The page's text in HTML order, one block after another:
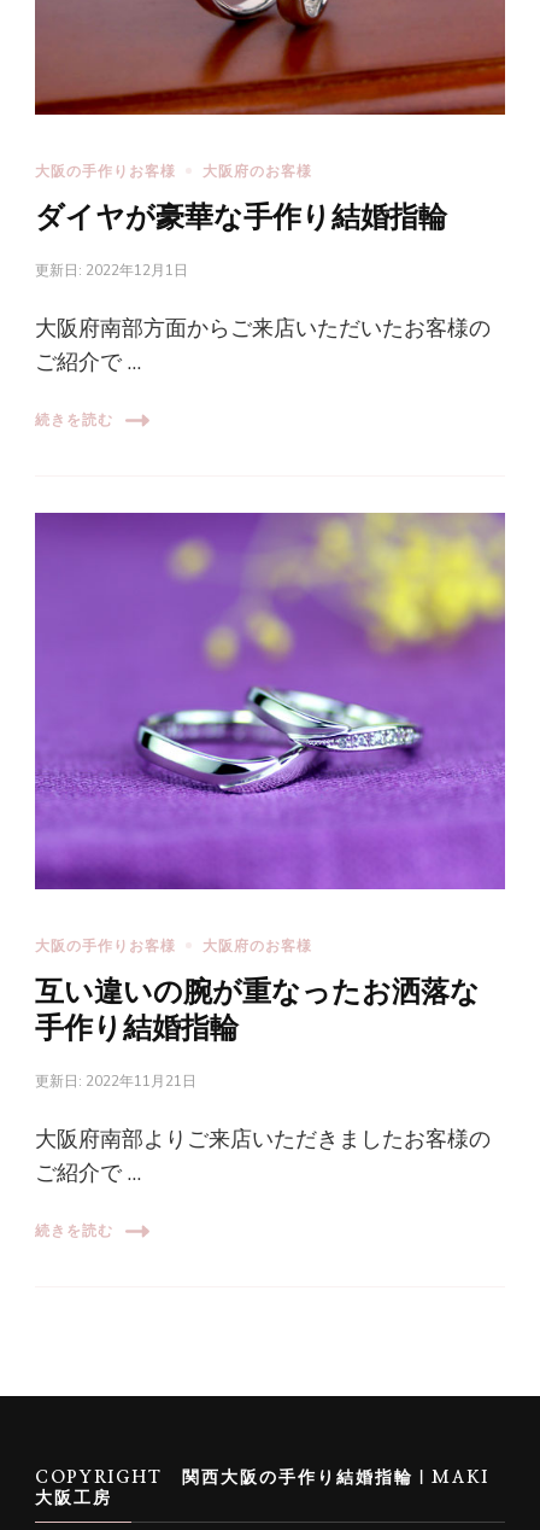
大阪の手作りお客様 大阪府のお客様
ダイヤが豪華な手作り結婚指輪
更新日: 2022年12月1日
大阪府南部方面からご来店いただいたお客様の
ご紹介で …
続きを読む
大阪の手作りお客様 大阪府のお客様
互い違いの腕が重なったお洒落な
手作り結婚指輪
更新日: 2022年11月21日
大阪府南部よりご来店いただきましたお客様の
ご紹介で …
続きを読む
COPYRIGHT 関西大阪の手作り結婚指輪｜MAKI
大阪工房